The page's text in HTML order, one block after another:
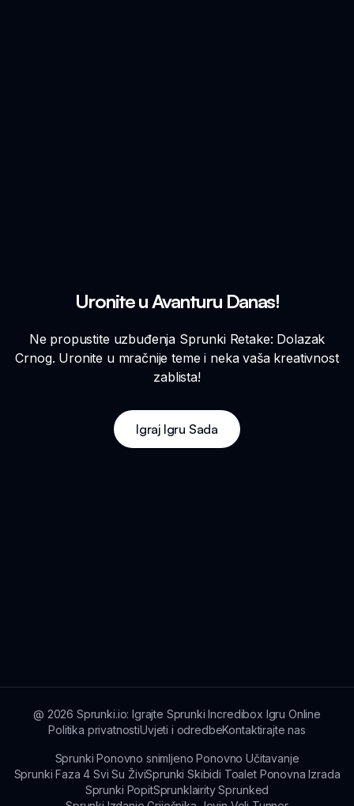
Uronite u Avanturu Danas!
Ne propustite uzbuđenja Sprunki Retake: Dolazak
Crnog. Uronite u mračnije teme i neka vaša kreativnost
zablista!
Igraj Igru Sada
@ 2026 Sprunki.io: Igrajte Sprunki Incredibox Igru Online
Politika privatnostiUvjeti i odredbeKontaktirajte nas
Sprunki Ponovno snimljeno Ponovno Učitavanje
Sprunki Faza 4 Svi Su ŽiviSprunki Skibidi Toalet Ponovna Izrada
Sprunki PopitSprunklairity Sprunked